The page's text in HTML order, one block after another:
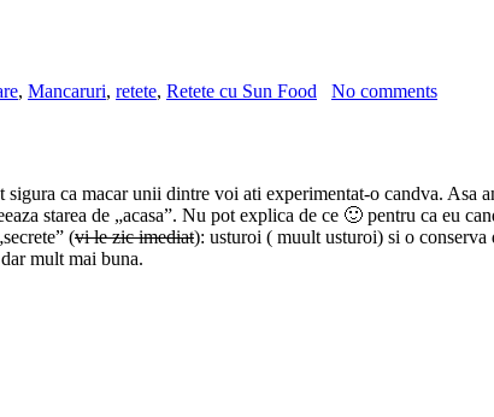
, Mancaruri, retete, Retete cu Sun Food No comments
sigura ca macar unii dintre voi ati experimentat-o candva.
starea de „acasa”. Nu pot explica de ce 🙂 pentru ca eu
(vi le zic imediat): usturoi ( muult usturoi) si o conserva
mult mai buna.